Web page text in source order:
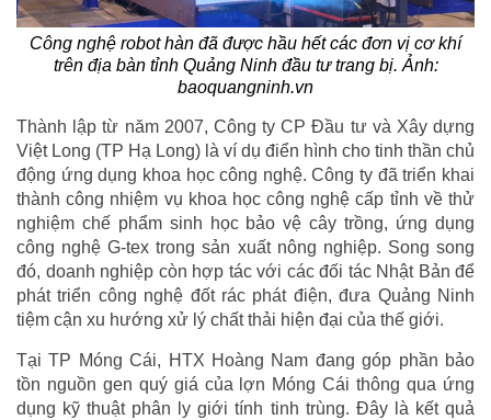
Công nghệ robot hàn đã được hầu hết các đơn vị cơ khí
trên địa bàn tỉnh Quảng Ninh đầu tư trang bị. Ảnh:
baoquangninh.vn
Thành lập từ năm 2007, Công ty CP Đầu tư và Xây dựng
Việt Long (TP Hạ Long) là ví dụ điển hình cho tinh thần chủ
động ứng dụng khoa học công nghệ. Công ty đã triển khai
thành công nhiệm vụ khoa học công nghệ cấp tỉnh về thử
nghiệm chế phẩm sinh học bảo vệ cây trồng, ứng dụng
công nghệ G-tex trong sản xuất nông nghiệp. Song song
đó, doanh nghiệp còn hợp tác với các đối tác Nhật Bản để
phát triển công nghệ đốt rác phát điện, đưa Quảng Ninh
tiệm cận xu hướng xử lý chất thải hiện đại của thế giới.
Tại TP Móng Cái, HTX Hoàng Nam đang góp phần bảo
tồn nguồn gen quý giá của lợn Móng Cái thông qua ứng
dụng kỹ thuật phân ly giới tính tinh trùng. Đây là kết quả